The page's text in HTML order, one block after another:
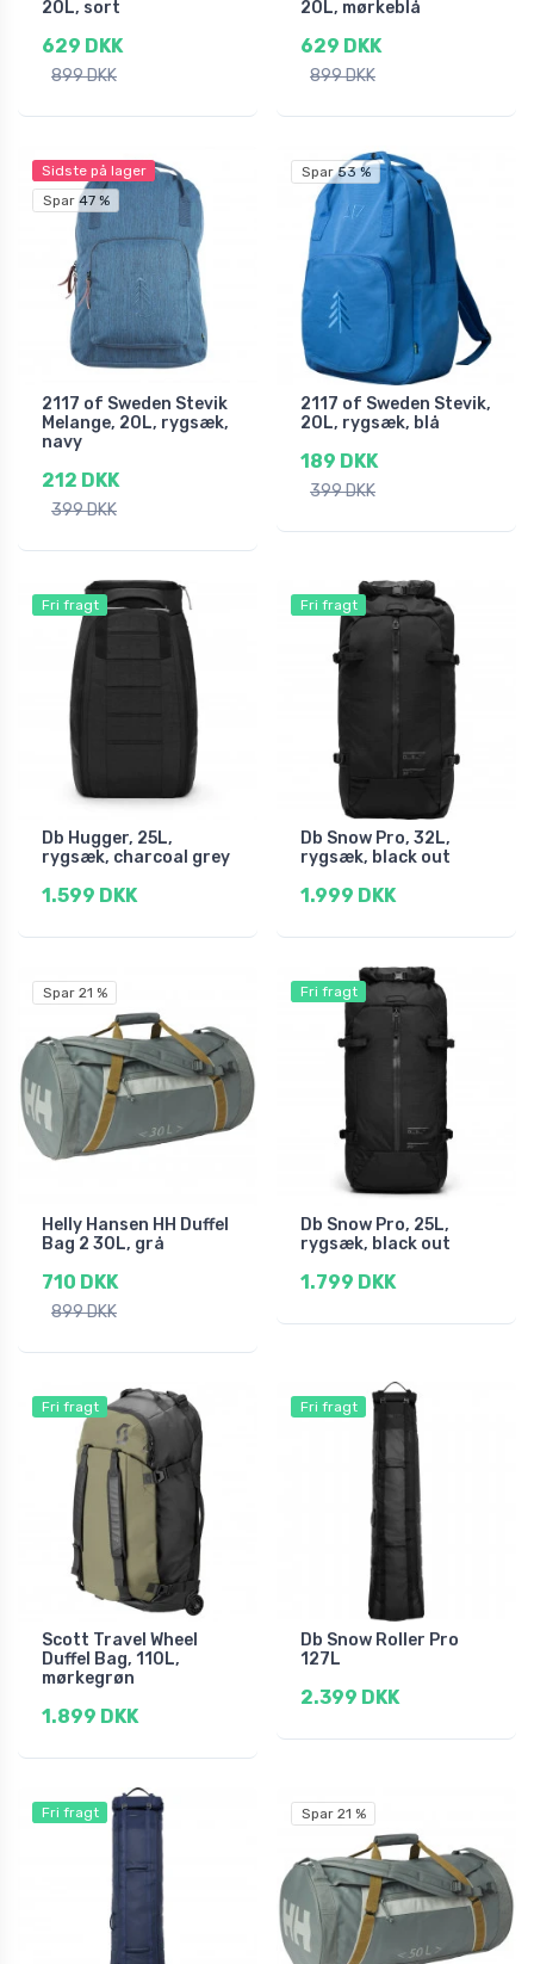
20L, sort
629 DKK
899 DKK
20L, mørkeblå
629 DKK
899 DKK
Sidste på lager
Spar 47 %
2117 of Sweden Stevik
Melange, 20L, rygsæk,
navy
212 DKK
399 DKK
Spar 53 %
2117 of Sweden Stevik,
20L, rygsæk, blå
189 DKK
399 DKK
Fri fragt
Db Hugger, 25L,
rygsæk, charcoal grey
1.599 DKK
Fri fragt
Db Snow Pro, 32L,
rygsæk, black out
1.999 DKK
Spar 21 %
Helly Hansen HH Duffel
Bag 2 30L, grå
710 DKK
899 DKK
Fri fragt
Db Snow Pro, 25L,
rygsæk, black out
1.799 DKK
Fri fragt
Scott Travel Wheel
Duffel Bag, 110L,
mørkegrøn
1.899 DKK
Fri fragt
Db Snow Roller Pro
127L
2.399 DKK
Fri fragt Spar 21 %